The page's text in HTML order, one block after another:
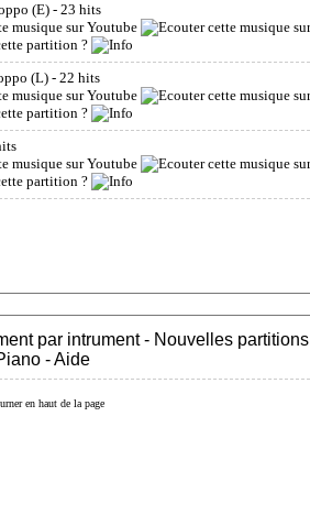
(E) - 23 hits
(L) - 22 hits
par intrument- Nouvelles partitions
-Aide
en haut de la page